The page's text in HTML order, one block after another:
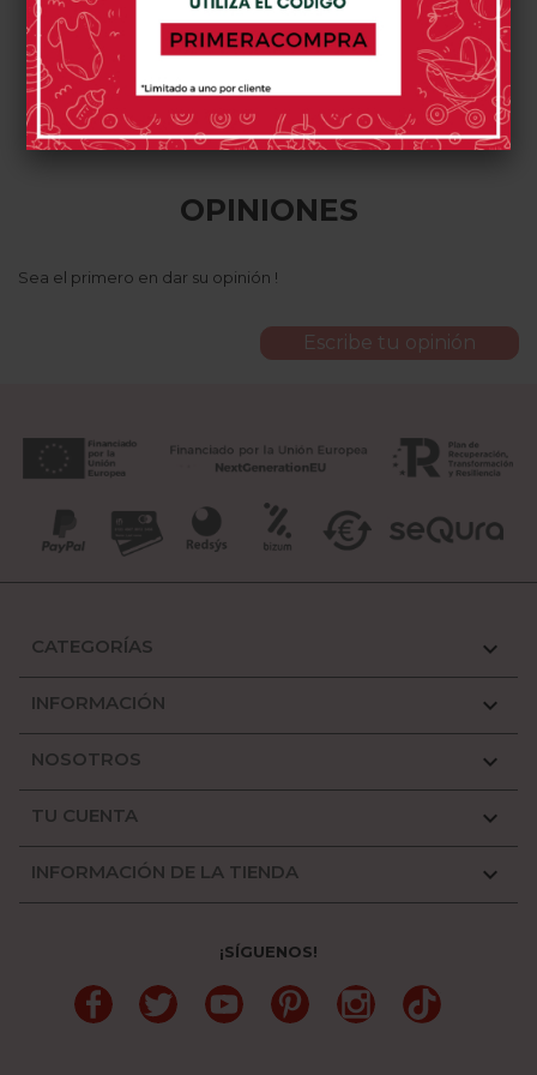
Edición Especial
109,00 €
0 opinión(es)
Tuc Tuc
65,95 €
26,38 €
0 opinión(es)
99,00 €
0 opinión(es)
OPINIONES
Sea el primero en dar su opinión !
Escribe tu opinión
CATEGORÍAS 
INFORMACIÓN 
NOSOTROS 
TU CUENTA 
INFORMACIÓN DE LA TIENDA 
¡SÍGUENOS!
FacebookTwitter YouTube PinterestInstagramTikTok